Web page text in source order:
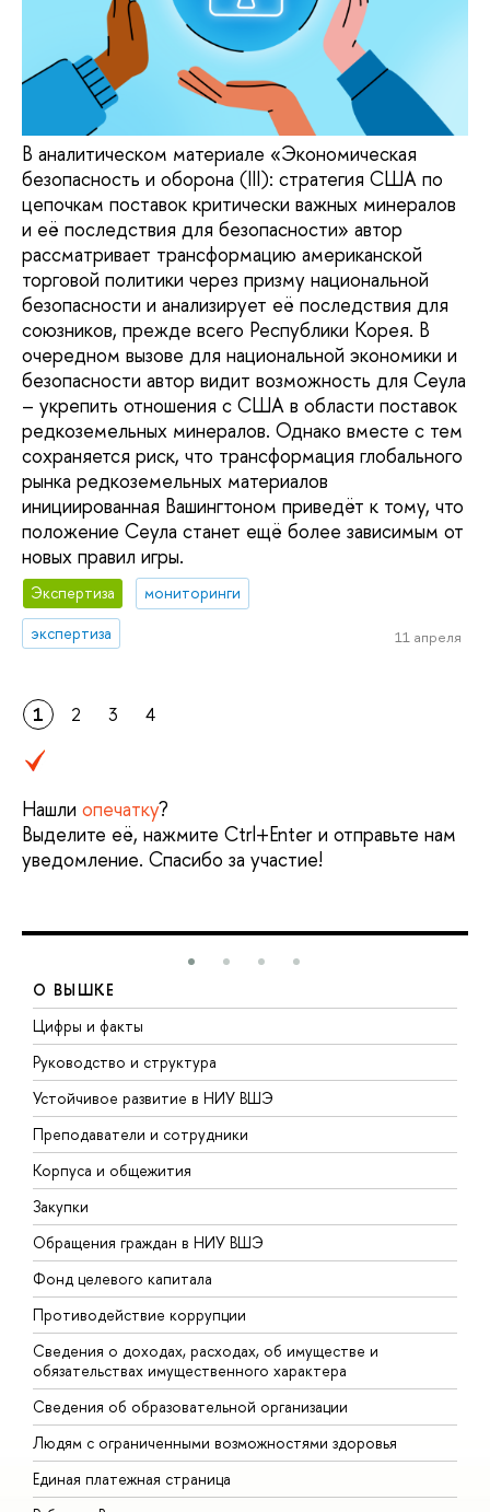
В аналитическом материале «Экономическая
безопасность и оборона (III): стратегия США по
цепочкам поставок критически важных минералов
и её последствия для безопасности» автор
рассматривает трансформацию американской
торговой политики через призму национальной
безопасности и анализирует её последствия для
союзников, прежде всего Республики Корея. В
очередном вызове для национальной экономики и
безопасности автор видит возможность для Сеула
– укрепить отношения с США в области поставок
редкоземельных минералов. Однако вместе с тем
сохраняется риск, что трансформация глобального
рынка редкоземельных материалов
инициированная Вашингтоном приведёт к тому, что
положение Сеула станет ещё более зависимым от
новых правил игры.
Экспертиза
мониторинги
экспертиза
11 апреля
1 2 3 4
Нашли опечатку?
Выделите её, нажмите Ctrl+Enter и отправьте нам
уведомление. Спасибо за участие!
О ВЫШКЕ
Цифры и факты
Руководство и структура
Устойчивое развитие в НИУ ВШЭ
Преподаватели и сотрудники
Корпуса и общежития
Закупки
Обращения граждан в НИУ ВШЭ
Фонд целевого капитала
Противодействие коррупции
Сведения о доходах, расходах, об имуществе и
обязательствах имущественного характера
Сведения об образовательной организации
Людям с ограниченными возможностями здоровья
Единая платежная страница